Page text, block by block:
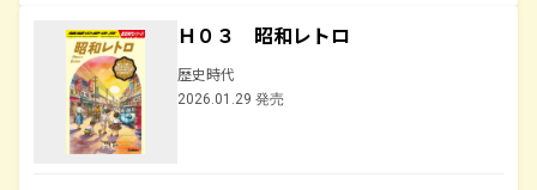
Ｈ０３ 昭和レトロ
歴史時代
2026.01.29 発売